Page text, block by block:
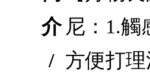
介
/
尼：1.觸
方便打